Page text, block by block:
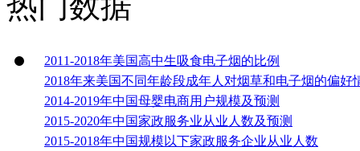
2011-2018年美国高中生吸食电子烟的比例
2018年来美国不同年龄段成年人对烟草和电子烟的偏好
2014-2019年中国母婴电商用户规模及预测
2015-2020年中国家政服务业从业人数及预测
2015-2018年中国规模以下家政服务企业从业人数